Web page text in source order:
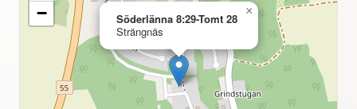
Söderlänna 8:29-Tomt 28
Strängnäs
×
−